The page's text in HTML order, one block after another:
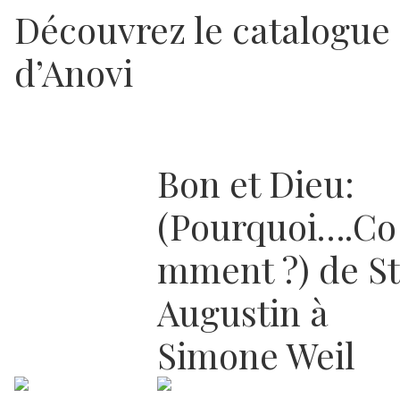
Découvrez le catalogue
d’Anovi
Bon et Dieu:
(Pourquoi….Co
mment ?) de St
Augustin à
Simone Weil